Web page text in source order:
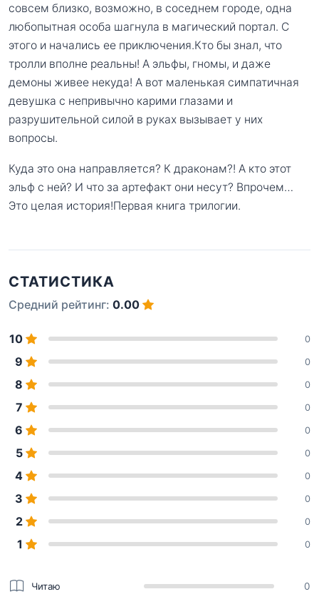
совсем близко, возможно, в соседнем городе, одна
любопытная особа шагнула в магический портал. С
этого и начались ее приключения.Кто бы знал, что
тролли вполне реальны! А эльфы, гномы, и даже
демоны живее некуда! А вот маленькая симпатичная
девушка с непривычно карими глазами и
разрушительной силой в руках вызывает у них
вопросы.
Куда это она направляется? К драконам?! А кто этот
эльф с ней? И что за артефакт они несут? Впрочем…
Это целая история!Первая книга трилогии.
СТАТИСТИКА
Средний рейтинг: 0.00
10 0
9 0
8 0
7 0
6 0
5 0
4 0
3 0
2 0
1 0
Читаю 0